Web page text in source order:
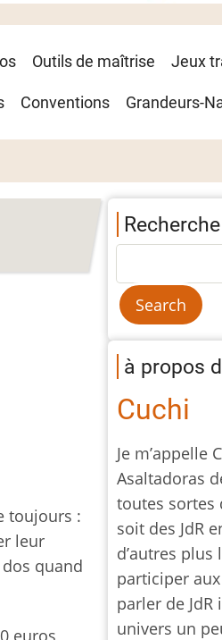
Outils de maîtrise Jeux
Conventions Grandeurs-
toujours :
leur
quand
euros
Recherche
à propos
Cuchi
Je m’appelle
Asaltadoras
toutes sortes
soit des JdR
d’autres plus
participer
parler de JdR
univers un